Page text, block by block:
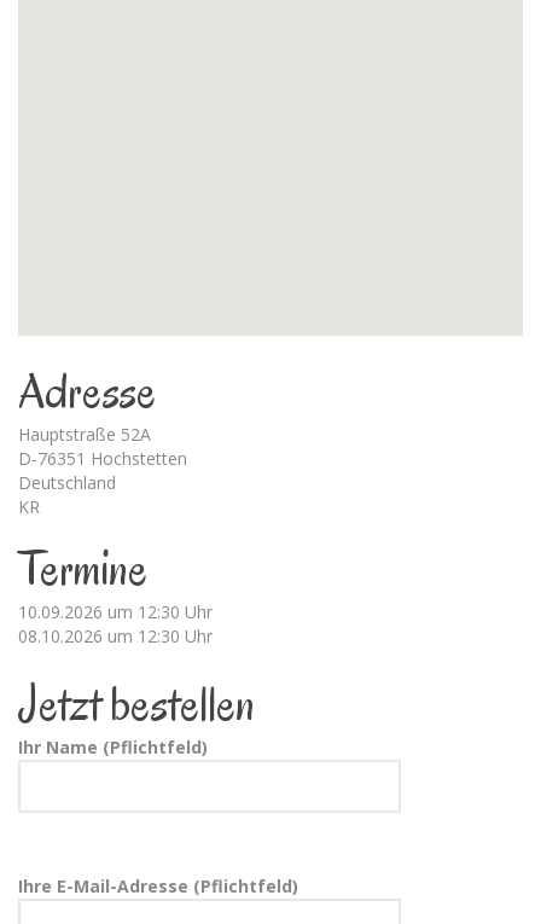
Adresse
Hauptstraße 52A
D-76351 Hochstetten
Deutschland
KR
Termine
10.09.2026 um 12:30 Uhr
08.10.2026 um 12:30 Uhr
Jetzt bestellen
Ihr Name (Pflichtfeld)
Ihre E-Mail-Adresse (Pflichtfeld)